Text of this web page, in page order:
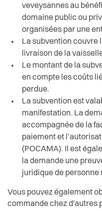
veveysannes au
domaine public ou
organisées par une
La subvention couvre
livraison de la
Le montant de la
en compte les coûts
perdue.
La subvention est
manifestation. La
accompagnée de la
paiement et
(POCAMA). Il est
la demande une
juridique de personne
Vous pouvez également
commande chez d'autres